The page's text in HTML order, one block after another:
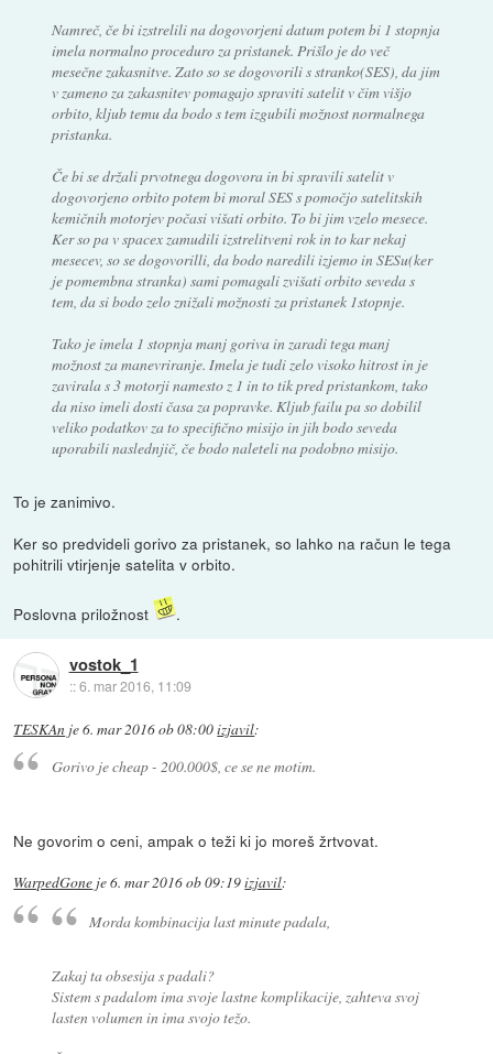
Namreč, če bi izstrelili na dogovorjeni datum potem bi 1 stopnja
imela normalno proceduro za pristanek. Prišlo je do več
mesečne zakasnitve. Zato so se dogovorili s stranko(SES), da jim
v zameno za zakasnitev pomagajo spraviti satelit v čim višjo
orbito, kljub temu da bodo s tem izgubili možnost normalnega
pristanka.
Če bi se držali prvotnega dogovora in bi spravili satelit v
dogovorjeno orbito potem bi moral SES s pomočjo satelitskih
kemičnih motorjev počasi višati orbito. To bi jim vzelo mesece.
Ker so pa v spacex zamudili izstrelitveni rok in to kar nekaj
mesecev, so se dogovorilli, da bodo naredili izjemo in SESu(ker
je pomembna stranka) sami pomagali zvišati orbito seveda s
tem, da si bodo zelo znižali možnosti za pristanek 1stopnje.
Tako je imela 1 stopnja manj goriva in zaradi tega manj
možnost za manevriranje. Imela je tudi zelo visoko hitrost in je
zavirala s 3 motorji namesto z 1 in to tik pred pristankom, tako
da niso imeli dosti časa za popravke. Kljub failu pa so dobilil
veliko podatkov za to specifično misijo in jih bodo seveda
uporabili naslednjič, če bodo naleteli na podobno misijo.
To je zanimivo.
Ker so predvideli gorivo za pristanek, so lahko na račun le tega
pohitrili vtirjenje satelita v orbito.
Poslovna priložnost .
vostok_1
::6. mar 2016, 11:09
TESKAn je6. mar 2016 ob 08:00izjavil:
Gorivo je cheap - 200.000$, ce se ne motim.
Ne govorim o ceni, ampak o teži ki jo moreš žrtvovat.
WarpedGone je6. mar 2016 ob 09:19izjavil:
Morda kombinacija last minute padala,
Zakaj ta obsesija s padali?
Sistem s padalom ima svoje lastne komplikacije, zahteva svoj
lasten volumen in ima svojo težo.